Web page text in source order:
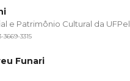
e Patrimônio Cultural da UFPel
3315
Funari